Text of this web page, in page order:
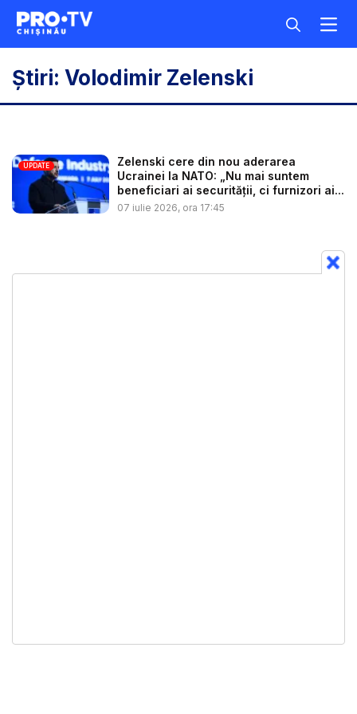
Știri: Volodimir Zelenski
UPDATE
Zelenski cere din nou aderarea
Ucrainei la NATO: „Nu mai suntem
beneficiari ai securității, ci furnizori ai...
07 iulie 2026, ora 17:45